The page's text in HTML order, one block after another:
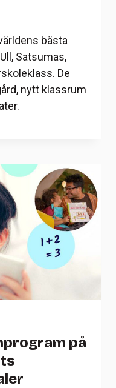
bästa
Satsumas,
De
nytt klassrum
på